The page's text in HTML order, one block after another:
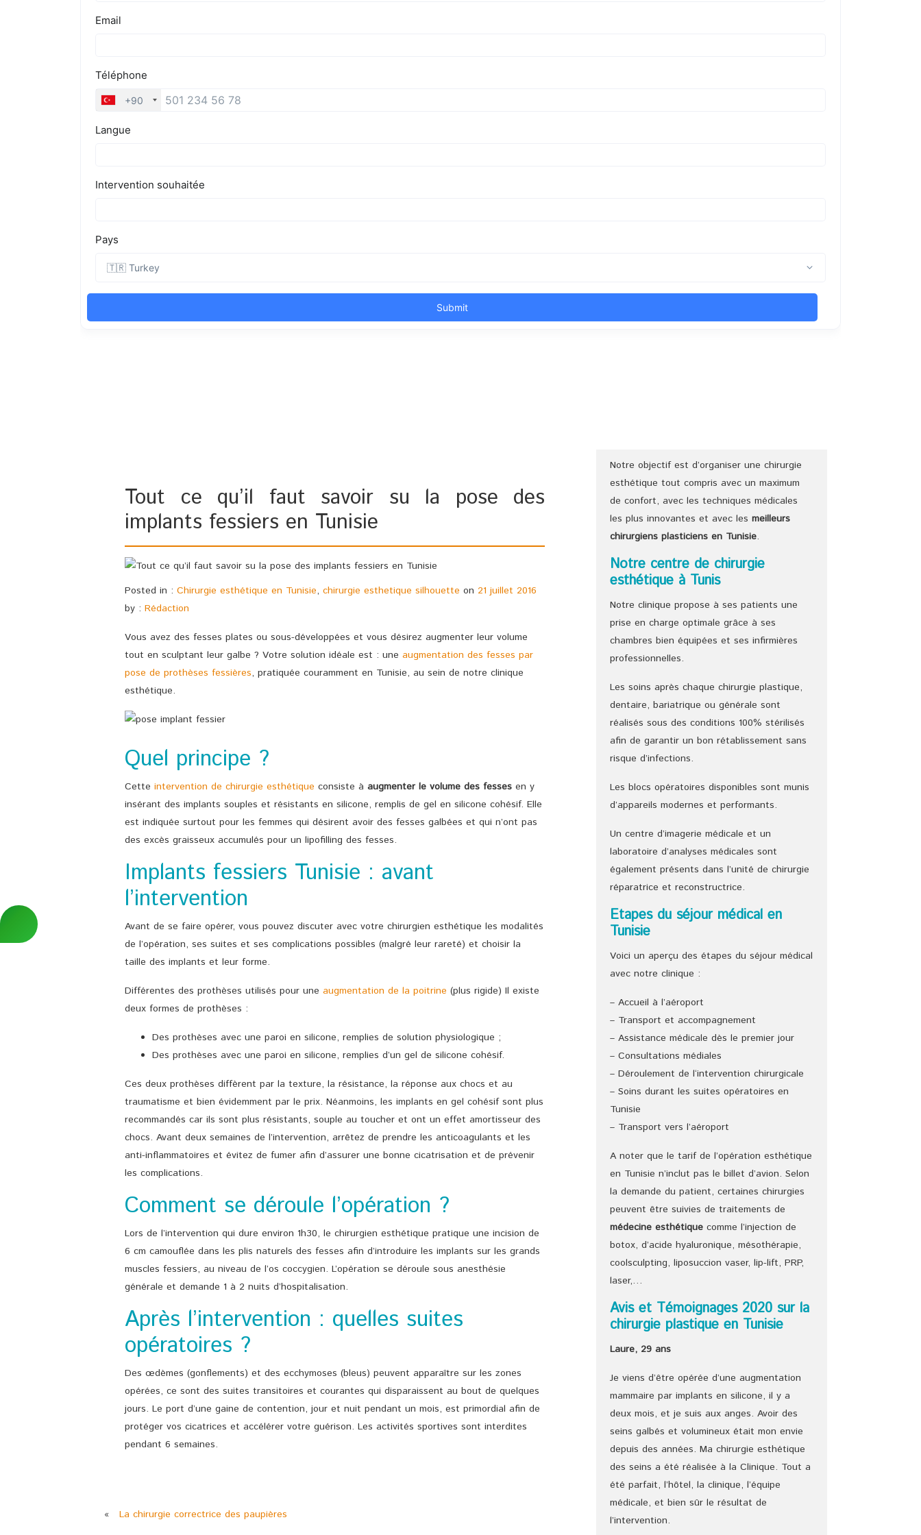
Tout ce qu’il faut savoir su la pose des
implants fessiers en Tunisie
Posted in : Chirurgie esthétique en Tunisie, chirurgie esthetique silhouette on 21 juillet 2016
by : Rédaction
Vous avez des fesses plates ou sous-développées et vous désirez augmenter leur volume
tout en sculptant leur galbe ? Votre solution idéale est : une augmentation des fesses par
pose de prothèses fessières, pratiquée couramment en Tunisie, au sein de notre clinique
esthétique.
Quel principe ?
Cette intervention de chirurgie esthétique consiste à augmenter le volume des fesses en y
insérant des implants souples et résistants en silicone, remplis de gel en silicone cohésif. Elle
est indiquée surtout pour les femmes qui désirent avoir des fesses galbées et qui n’ont pas
des excès graisseux accumulés pour un lipofilling des fesses.
Implants fessiers Tunisie : avant
l’intervention
Avant de se faire opérer, vous pouvez discuter avec votre chirurgien esthétique les modalités
de l’opération, ses suites et ses complications possibles (malgré leur rareté) et choisir la
taille des implants et leur forme.
Différentes des prothèses utilisés pour une augmentation de la poitrine (plus rigide) Il existe
deux formes de prothèses :
Des prothèses avec une paroi en silicone, remplies de solution physiologique ;
Des prothèses avec une paroi en silicone, remplies d’un gel de silicone cohésif.
Ces deux prothèses diffèrent par la texture, la résistance, la réponse aux chocs et au
traumatisme et bien évidemment par le prix. Néanmoins, les implants en gel cohésif sont plus
recommandés car ils sont plus résistants, souple au toucher et ont un effet amortisseur des
chocs. Avant deux semaines de l’intervention, arrêtez de prendre les anticoagulants et les
anti-inflammatoires et évitez de fumer afin d’assurer une bonne cicatrisation et de prévenir
les complications.
Comment se déroule l’opération ?
Lors de l’intervention qui dure environ 1h30, le chirurgien esthétique pratique une incision de
6 cm camouflée dans les plis naturels des fesses afin d’introduire les implants sur les grands
muscles fessiers, au niveau de l’os coccygien. L’opération se déroule sous anesthésie
générale et demande 1 à 2 nuits d’hospitalisation.
Après l’intervention : quelles suites
opératoires ?
Des œdèmes (gonflements) et des ecchymoses (bleus) peuvent apparaître sur les zones
opérées, ce sont des suites transitoires et courantes qui disparaissent au bout de quelques
jours. Le port d’une gaine de contention, jour et nuit pendant un mois, est primordial afin de
protéger vos cicatrices et accélérer votre guérison. Les activités sportives sont interdites
pendant 6 semaines.
« La chirurgie correctrice des paupières
Notre objectif est d’organiser une chirurgie
esthétique tout compris avec un maximum
de confort, avec les techniques médicales
les plus innovantes et avec lesmeilleurs
chirurgiens plasticiens en Tunisie.
Notre centre de chirurgie
esthétique à Tunis
Notre clinique propose à ses patients une
prise en charge optimale grâce à ses
chambres bien équipées et ses infirmières
professionnelles.
Les soins après chaque chirurgie plastique,
dentaire, bariatrique ou générale sont
réalisés sous des conditions 100% stérilisés
afin de garantir un bon rétablissement sans
risque d’infections.
Les blocs opératoires disponibles sont munis
d’appareils modernes et performants.
Un centre d’imagerie médicale et un
laboratoire d’analyses médicales sont
également présents dans l’unité de chirurgie
réparatrice et reconstructrice.
Etapes du séjour médical en
Tunisie
Voici un aperçu des étapes du séjour médical
avec notre clinique :
– Accueil à l’aéroport
– Transport et accompagnement
– Assistance médicale dès le premier jour
– Consultations médiales
– Déroulement de l‘intervention chirurgicale
– Soins durant les suites opératoires en
Tunisie
– Transport vers l’aéroport
A noter que le tarif de l’opération esthétique
en Tunisie n’inclut pas le billet d’avion. Selon
la demande du patient, certaines chirurgies
peuvent être suivies de traitements de
médecine esthétique comme l’injection de
botox, d’acide hyaluronique, mésothérapie,
coolsculpting, liposuccion vaser, lip-lift, PRP,
laser,…
Avis et Témoignages 2020 sur la
chirurgie plastique en Tunisie
Laure, 29 ans
Je viens d’être opérée d’une augmentation
mammaire par implants en silicone, il y a
deux mois, et je suis aux anges. Avoir des
seins galbés et volumineux était mon envie
depuis des années. Ma chirurgie esthétique
des seins a été réalisée à la Clinique. Tout a
été parfait, l’hôtel, la clinique, l’équipe
médicale, et bien sûr le résultat de
l’intervention.